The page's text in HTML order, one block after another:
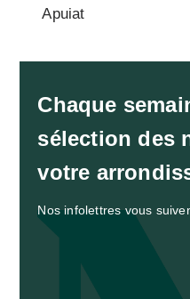
Apuiat
Chaque
sélection des
votre
Nos infolettres vous